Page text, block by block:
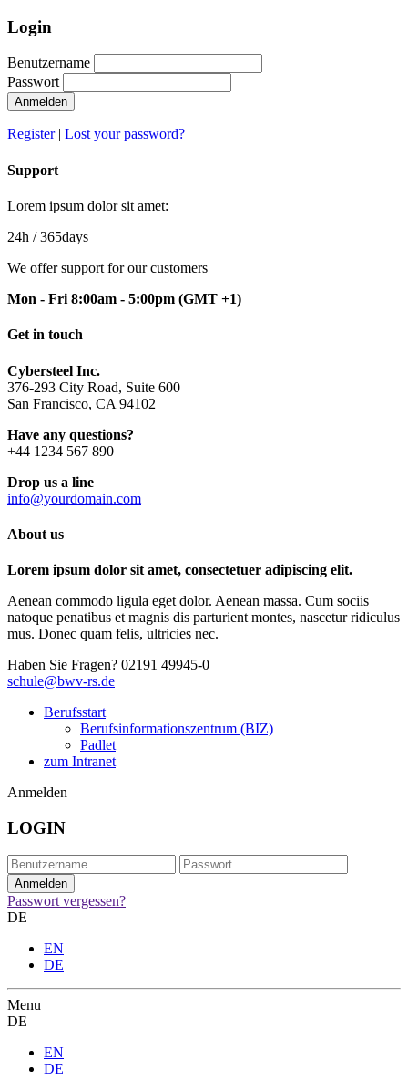
Login
Benutzername
Passwort
Anmelden
Register| Lost your password?
Support
Lorem ipsum dolor sit amet:
24h / 365days
We offer support for our customers
Mon - Fri 8:00am - 5:00pm (GMT +1)
Get in touch
Cybersteel Inc.
376-293 City Road, Suite 600
San Francisco, CA 94102
Have any questions?
+44 1234 567 890
Drop us a line
info@yourdomain.com
About us
Lorem ipsum dolor sit amet, consectetuer adipiscing elit.
Aenean commodo ligula eget dolor. Aenean massa. Cum sociis
natoque penatibus et magnis dis parturient montes, nascetur ridiculus
mus. Donec quam felis, ultricies nec.
Haben Sie Fragen? 02191 49945-0
schule@bwv-rs.de
Berufsstart
Berufsinformationszentrum (BIZ)
Padlet
zum Intranet
Anmelden
LOGIN
Passwort vergessen?
DE
EN
DE
Menu
DE
EN
DE